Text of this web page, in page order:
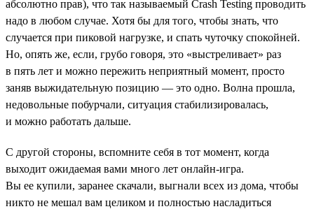
абсолютно прав), что так называемый Crash Testing проводить
надо в любом случае. Хотя бы для того, чтобы знать, что
случается при пиковой нагрузке, и спать чуточку спокойней.
Но, опять же, если, грубо говоря, это «выстреливает» раз
в пять лет и можно пережить неприятный момент, просто
заняв выжидательную позицию — это одно. Волна прошла,
недовольные побурчали, ситуация стабилизировалась,
и можно работать дальше.
С другой стороны, вспомните себя в тот момент, когда
выходит ожидаемая вами много лет онлайн-игра.
Вы ее купили, заранее скачали, выгнали всех из дома, чтобы
никто не мешал вам целиком и полностью насладиться